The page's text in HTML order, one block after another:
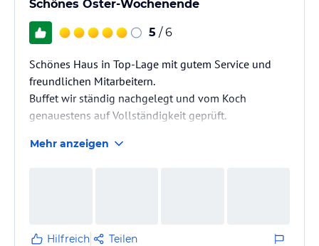
Schönes Oster-Wochenende
5 / 6
Schönes Haus in Top-Lage mit gutem Service und
freundlichen Mitarbeitern.
Buffet wir ständig nachgelegt und vom Koch
genauestens auf Vollständigkeit geprüft.
ansprechend.
Mehr anzeigen
Hilfreich Teilen